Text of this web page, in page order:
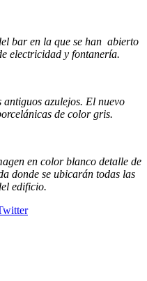
bar en la que se han abierto
electricidad y fontanería.
azulejos. El nuevo
de color gris.
en color blanco detalle de
donde se ubicarán todas las
edificio.